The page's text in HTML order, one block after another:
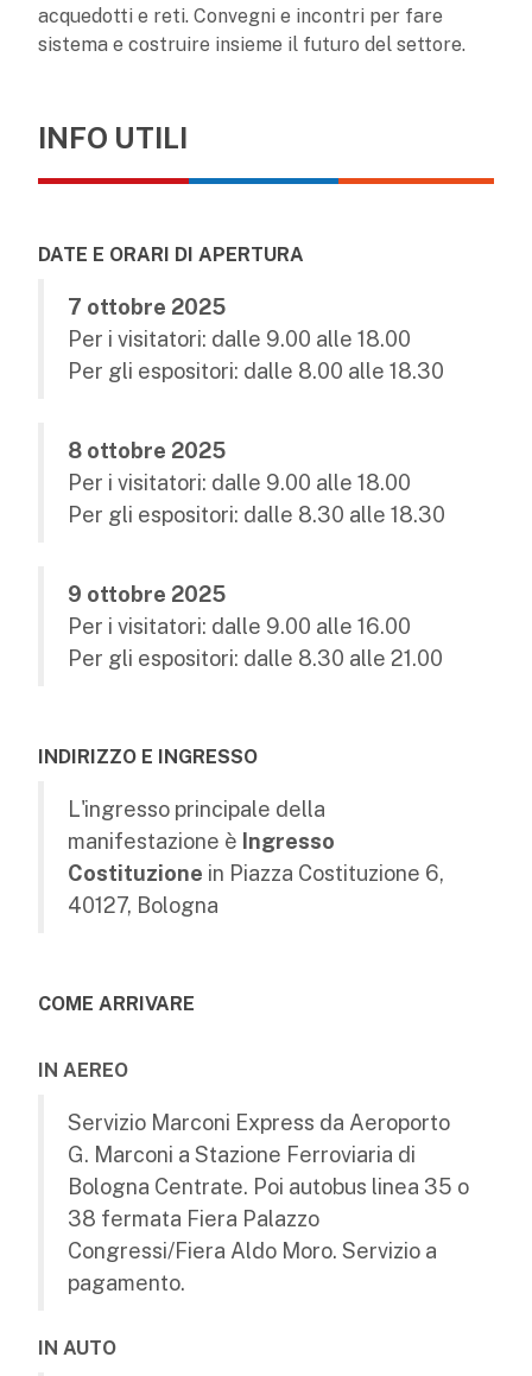
acquedotti e reti. Convegni e incontri per fare
sistema e costruire insieme il futuro del settore.
INFO UTILI
DATE E ORARI DI APERTURA
7 ottobre 2025
Per i visitatori: dalle 9.00 alle 18.00
Per gli espositori: dalle 8.00 alle 18.30
8 ottobre 2025
Per i visitatori: dalle 9.00 alle 18.00
Per gli espositori: dalle 8.30 alle 18.30
9 ottobre 2025
Per i visitatori: dalle 9.00 alle 16.00
Per gli espositori: dalle 8.30 alle 21.00
INDIRIZZO E INGRESSO
L'ingresso principale della
manifestazione è Ingresso
Costituzione in Piazza Costituzione 6,
40127, Bologna
COME ARRIVARE
IN AEREO
Servizio Marconi Express da Aeroporto
G. Marconi a Stazione Ferroviaria di
Bologna Centrate. Poi autobus linea 35 o
38 fermata Fiera Palazzo
Congressi/Fiera Aldo Moro. Servizio a
pagamento.
IN AUTO